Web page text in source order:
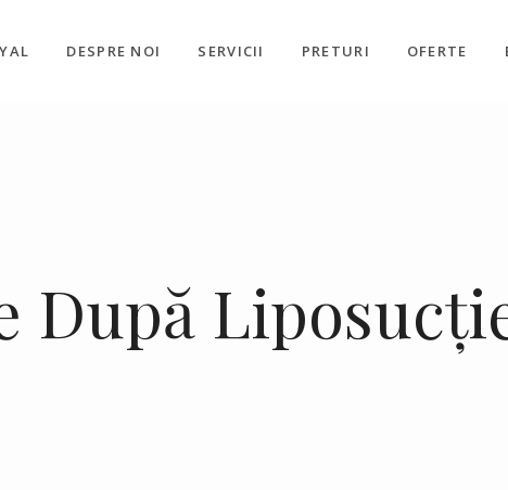
DESPRE NOI SERVICII PRETURI OFERTE
După